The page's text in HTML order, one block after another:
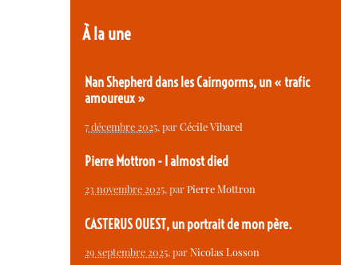
À la une
Nan Shepherd dans les Cairngorms, un « trafic
amoureux »
7 décembre 2025, parCécile Vibarel
Pierre Mottron - I almost died
23 novembre 2025, parPierre Mottron
CASTERUS OUEST, un portrait de mon père.
29 septembre 2025, parNicolas Losson